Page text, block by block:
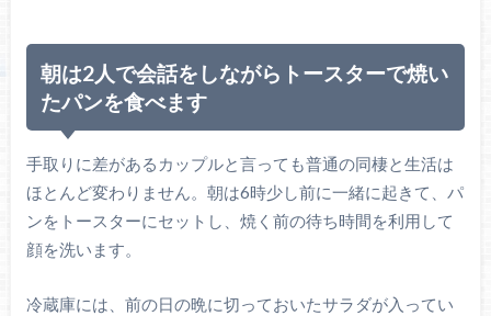
朝は2人で会話をしながらトースターで焼い
たパンを食べます
手取りに差があるカップルと言っても普通の同棲と生活は
ほとんど変わりません。朝は6時少し前に一緒に起きて、パ
ンをトースターにセットし、焼く前の待ち時間を利用して
顔を洗います。
冷蔵庫には、前の日の晩に切っておいたサラダが入ってい